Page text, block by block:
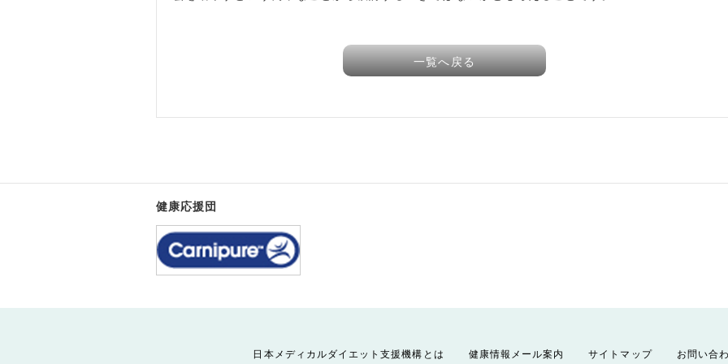
一覧へ戻る
健康応援団
日本メディカルダイエット支援機構とは 健康情報メール案内 サイトマップ お問い合